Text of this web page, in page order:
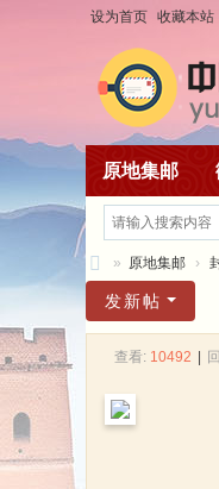
设为首页 收藏本站
原地集邮
国
» 原地集邮 ›
发新帖
查看: 10492